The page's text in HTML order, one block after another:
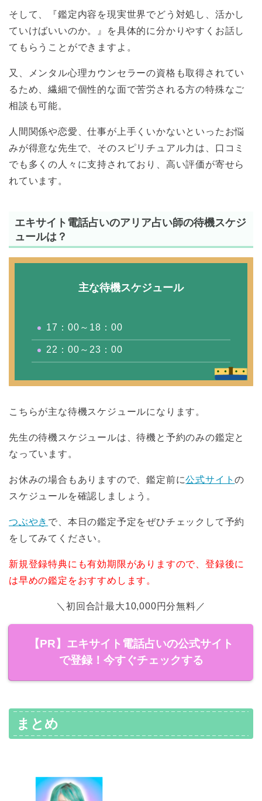
そして、『鑑定内容を現実世界でどう対処し、活かし
ていけばいいのか。』を具体的に分かりやすくお話し
てもらうことができますよ。
又、メンタル心理カウンセラーの資格も取得されてい
るため、繊細で個性的な面で苦労される方の特殊なご
相談も可能。
人間関係や恋愛、仕事が上手くいかないといったお悩
みが得意な先生で、そのスピリチュアル力は、口コミ
でも多くの人々に支持されており、高い評価が寄せら
れています。
エキサイト電話占いのアリア占い師の待機スケジ
ュールは？
主な待機スケジュール
17：00～18：00
22：00～23：00
こちらが主な待機スケジュールになります。
先生の待機スケジュールは、待機と予約のみの鑑定と
なっています。
お休みの場合もありますので、鑑定前に公式サイトの
スケジュールを確認しましょう。
つぶやき で、本日の鑑定予定をぜひチェックして予約
をしてみてください。
新規登録特典にも有効期限がありますので、登録後に
は早めの鑑定をおすすめします。
＼初回合計最大10,000円分無料／
【PR】エキサイト電話占いの公式サイト
で登録！今すぐチェックする
まとめ